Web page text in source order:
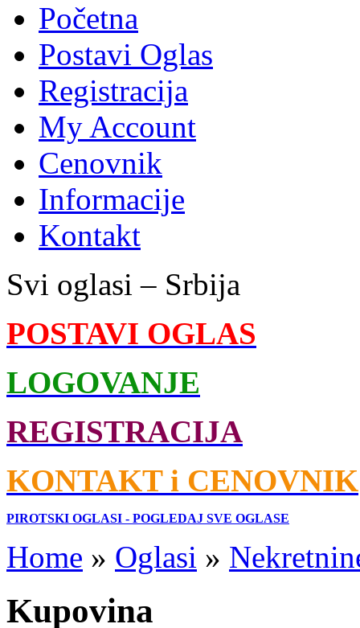
Početna
Postavi Oglas
Registracija
My Account
Cenovnik
Informacije
Kontakt
Svi oglasi – Srbija
POSTAVI OGLAS
LOGOVANJE
REGISTRACIJA
KONTAKT i CENOVNIK
PIROTSKI OGLASI - POGLEDAJ SVE OGLASE
Home » Oglasi »
Kupovina